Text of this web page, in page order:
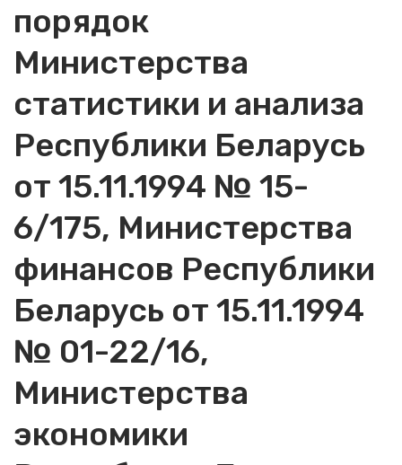
порядок
Министерства
статистики и анализа
Республики Беларусь
от 15.11.1994 № 15-
6/175, Министерства
финансов Республики
Беларусь от 15.11.1994
№ 01-22/16,
Министерства
экономики